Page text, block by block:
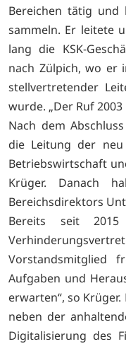
Bereichen tätig und
sammeln. Er leitete
lang die KSK-
nach Zülpich, wo er
stellvertretender
wurde. „Der Ruf
Nach dem
die Leitung der neu
Betriebswirtschaft
Krüger. Danach
Bereichsdirektors
Bereits seit
Vorstandsmitglied
Aufgaben und
erwarten“, so
neben der
Digitalisierung des